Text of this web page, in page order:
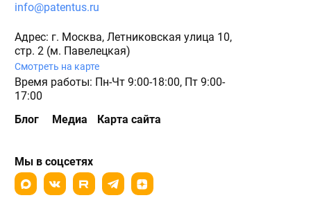
info@patentus.ru
Адрес: г. Москва, Летниковская улица 10,
стр. 2 (м. Павелецкая)
Смотреть на карте
Время работы: Пн-Чт 9:00-18:00, Пт 9:00-
17:00
Блог
Медиа Карта сайта
Мы в соцсетях